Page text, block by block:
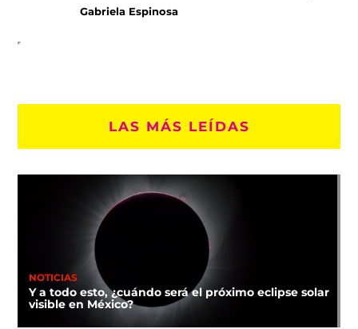
Gabriela Espinosa
LAS MÁS LEÍDAS
NOTICIAS
Y a todo esto, ¿cuándo será el próximo eclipse solar
visible en México?